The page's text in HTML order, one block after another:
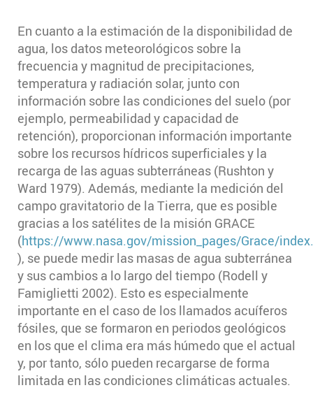
En cuanto a la estimación de la disponibilidad de
agua, los datos meteorológicos sobre la
frecuencia y magnitud de precipitaciones,
temperatura y radiación solar, junto con
información sobre las condiciones del suelo (por
ejemplo, permeabilidad y capacidad de
retención), proporcionan información importante
sobre los recursos hídricos superficiales y la
recarga de las aguas subterráneas (Rushton y
Ward 1979). Además, mediante la medición del
campo gravitatorio de la Tierra, que es posible
gracias a los satélites de la misión GRACE
(https://www.nasa.gov/mission_pages/Grace/
), se puede medir las masas de agua subterránea
y sus cambios a lo largo del tiempo (Rodell y
Famiglietti 2002). Esto es especialmente
importante en el caso de los llamados acuíferos
fósiles, que se formaron en periodos geológicos
en los que el clima era más húmedo que el actual
y, por tanto, sólo pueden recargarse de forma
limitada en las condiciones climáticas actuales.